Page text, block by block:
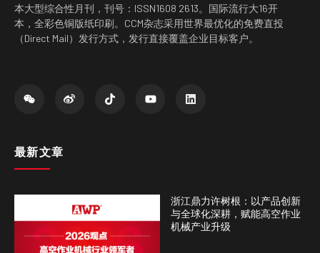
本大型综合性月刊，刊号：ISSN1608 2613。国际流行大16开
本，全彩色铜版纸印刷。CCM杂志采用世界最优化的免费直投
（Direct Mail）发行方式，发行直接覆盖企业目标客户。
最新文章
浙江鼎力许树根：以产品创新
与全球化深耕，赋能高空作业
机械产业升级